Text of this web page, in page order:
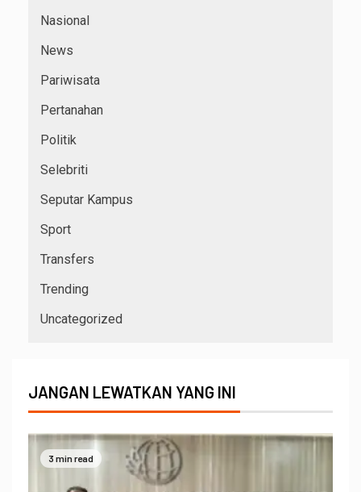
Nasional
News
Pariwisata
Pertanahan
Politik
Selebriti
Seputar Kampus
Sport
Transfers
Trending
Uncategorized
JANGAN LEWATKAN YANG INI
3 min read